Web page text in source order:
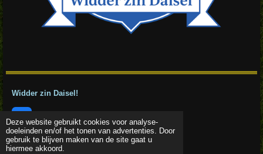
Deze website gebruikt cookies voor analyse-
doeleinden en/of het tonen van advertenties. Door
gebruik te blijven maken van de site gaat u
hiermee akkoord.
Widder zin Daisel!
F
a
c
e
© 2025 FC Dadizele Sport
Powered byJouwWeb